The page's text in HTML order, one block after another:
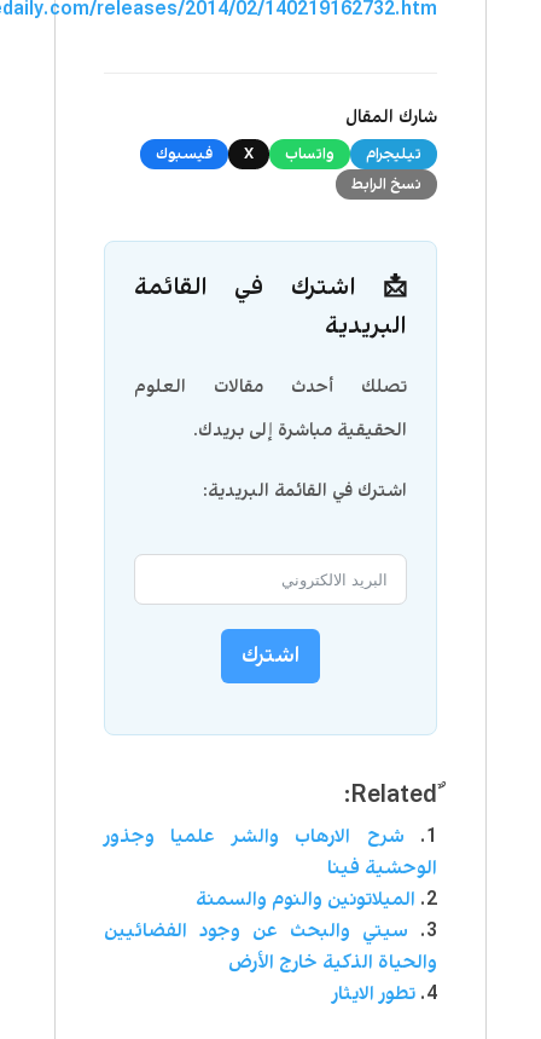
releases/2014/02/140219162732.htm
شارك المقال
تيليجرام واتساب X
فيسبوك
نسخ الرابط
📩 اشترك في القائمة
البريدية
تصلك أحدث مقالات العلوم
الحقيقية مباشرة إلى بريدك.
اشترك في القائمة البريدية:
اشترك
ٌRelated:
شرح الارهاب والشر علميا وجذور
الوحشية فينا
الميلاتونين والنوم والسمنة
سيتي والبحث عن وجود الفضائيين
والحياة الذكية خارج الأرض
تطور الايثار